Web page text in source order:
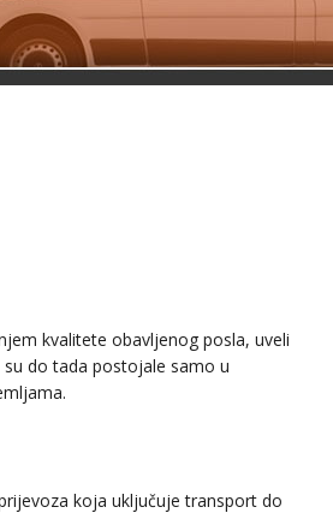
kvalitete obavljenog posla, uveli
do tada postojale samo u
koja uključuje transport do